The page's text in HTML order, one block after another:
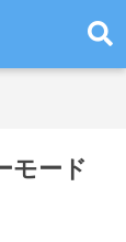
モード